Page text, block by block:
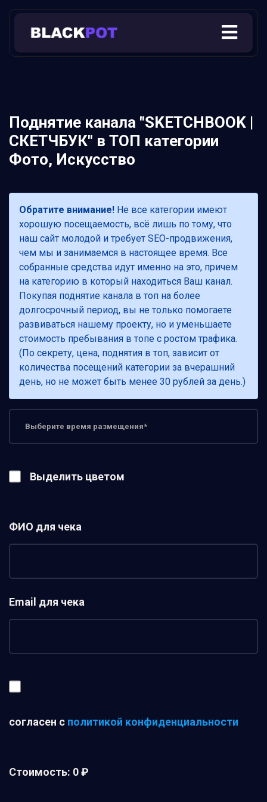
Поднятие канала "SKETCHBOOK |
СКЕТЧБУК" в ТОП категории
Фото, Искусство
Обратите внимание! Не все категории имеют
хорошую посещаемость, всё лишь по тому, что
наш сайт молодой и требует SEO-продвижения,
чем мы и занимаемся в настоящее время. Все
собранные средства идут именно на это, причем
на категорию в который находиться Ваш канал.
Покупая поднятие канала в топ на более
долгосрочный период, вы не только помогаете
развиваться нашему проекту, но и уменьшаете
стоимость пребывания в топе с ростом трафика.
(По секрету, цена, поднятия в топ, зависит от
количества посещений категории за вчерашний
день, но не может быть менее 30 рублей за день.)
Выделить цветом
ФИО для чека
Email для чека
согласен с политикой конфиденциальности
Стоимость: 0 ₽